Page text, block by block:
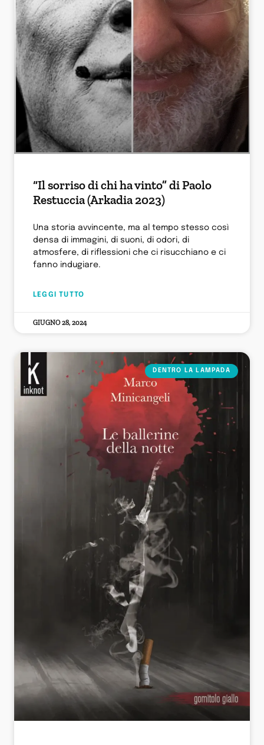
“Il sorriso di chi ha vinto” di Paolo
Restuccia (Arkadia 2023)
Una storia avvincente, ma al tempo stesso così
densa di immagini, di suoni, di odori, di
atmosfere, di riflessioni che ci risucchiano e ci
fanno indugiare.
LEGGI TUTTO
GIUGNO 28, 2024
DENTRO LA LAMPADA